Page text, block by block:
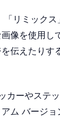
リミック
像を使用し
伝えたりす
カーやステ
ム バージョ